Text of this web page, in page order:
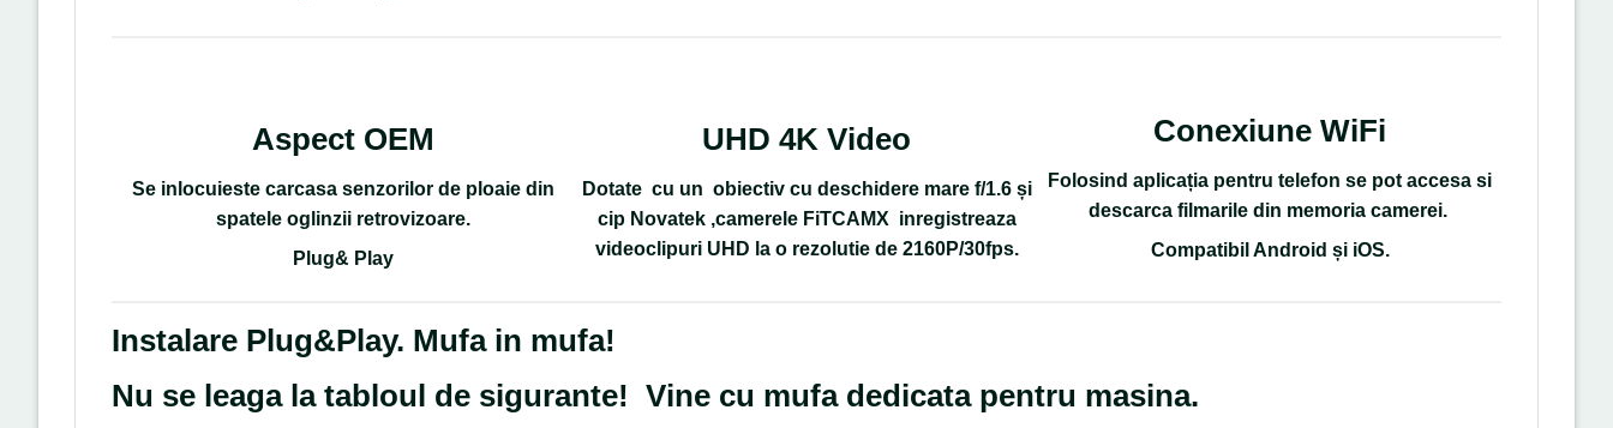
Aspect OEM
Se inlocuieste carcasa senzorilor de ploaie din
spatele oglinzii retrovizoare.
Plug& Play
UHD 4K Video
Dotate cu un obiectiv cu deschidere mare f/1.6 și
cip Novatek ,camerele FiTCAMX inregistreaza
videoclipuri UHD la o rezolutie de 2160P/30fps.
Conexiune WiFi
Folosind aplicația pentru telefon se pot accesa si
descarca filmarile din memoria camerei.
Compatibil Android și iOS.
Instalare Plug&Play. Mufa in mufa!
Nu se leaga la tabloul de sigurante! Vine cu mufa dedicata pentru masina.